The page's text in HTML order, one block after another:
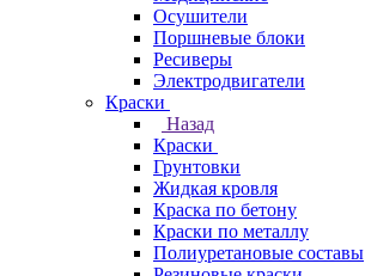
Осушители
Поршневые блоки
Ресиверы
Электродвигатели
Краски
Назад
Краски
Грунтовки
Жидкая кровля
Краска по бетону
Краски по металлу
Полиуретановые составы